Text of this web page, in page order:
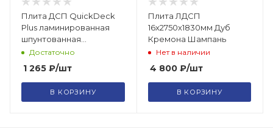
Плита ДСП QuickDeck
Plus ламинированная
шпунтованная
влагостойкая P5 Е1
1200х900х16 Эдинбург
Достаточно
1 265 ₽/шт
В КОРЗИНУ
Плита ЛДСП
16х2750х1830мм Дуб
Кремона Шампань
Нет в наличии
4 800₽/шт
В КОРЗИНУ